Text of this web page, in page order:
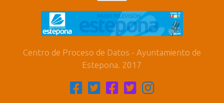
Centro de Proceso de Datos - Ayuntamiento de
Estepona. 2017